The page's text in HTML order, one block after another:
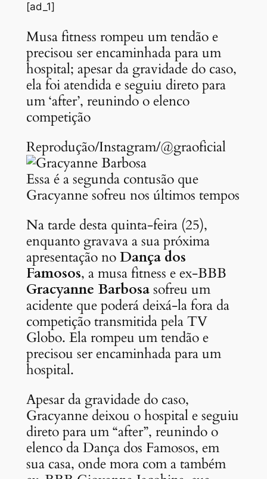
[ad_1]
Musa fitness rompeu um tendão e
precisou ser encaminhada para um
hospital; apesar da gravidade do caso,
ela foi atendida e seguiu direto para
um ‘after’, reunindo o elenco
competição
Reprodução/Instagram/@graoficial
Essa é a segunda contusão que
Gracyanne sofreu nos últimos tempos
Na tarde desta quinta-feira (25),
enquanto gravava a sua próxima
apresentação noDança dos
Famosos, a musa fitness e ex-BBB
Gracyanne Barbosasofreu um
acidente que poderá deixá-la fora da
competição transmitida pela TV
Globo. Ela rompeu um tendão e
precisou ser encaminhada para um
hospital.
Apesar da gravidade do caso,
Gracyanne deixou o hospital e seguiu
direto para um “after”, reunindo o
elenco da Dança dos Famosos, em
sua casa, onde mora com a também